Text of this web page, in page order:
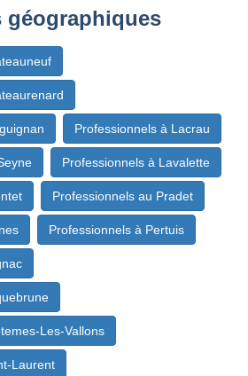
géographiques
Professionnels à Lacrau
Professionnels à Lavalette
Professionnels au Pradet
Professionnels à Pertuis
Les-Vallons
Laurent